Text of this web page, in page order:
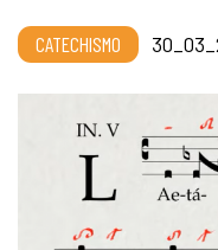
CATECHISMO